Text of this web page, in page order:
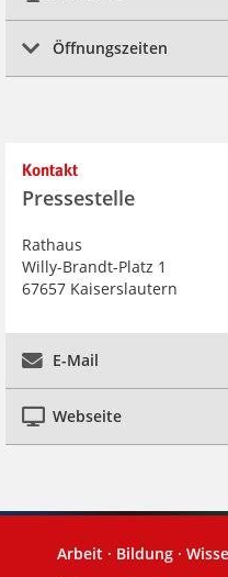
Öffnungszeiten
Kontakt
Pressestelle
Rathaus
Willy-Brandt-Platz 1
67657 Kaiserslautern
E-Mail
Webseite
Arbeit · Bildung ·